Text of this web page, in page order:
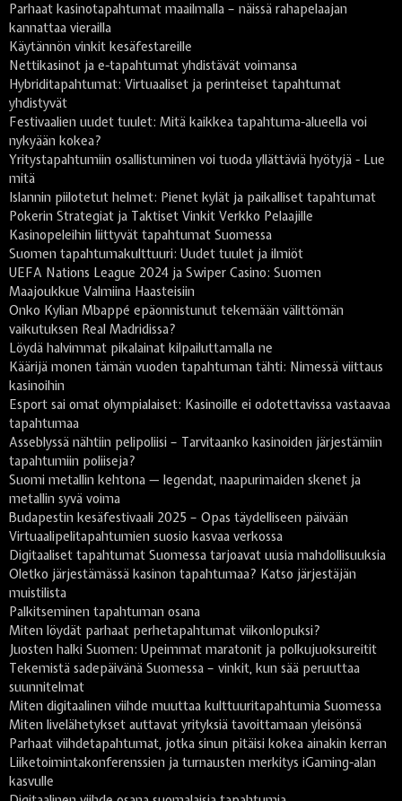
Parhaat kasinotapahtumat maailmalla – näissä rahapelaajan
kannattaa vierailla
Käytännön vinkit kesäfestareille
Nettikasinot ja e-tapahtumat yhdistävät voimansa
Hybriditapahtumat: Virtuaaliset ja perinteiset tapahtumat
yhdistyvät
Festivaalien uudet tuulet: Mitä kaikkea tapahtuma-alueella voi
nykyään kokea?
Yritystapahtumiin osallistuminen voi tuoda yllättäviä hyötyjä - Lue
mitä
Islannin piilotetut helmet: Pienet kylät ja paikalliset tapahtumat
Pokerin Strategiat ja Taktiset Vinkit Verkko Pelaajille
Kasinopeleihin liittyvät tapahtumat Suomessa
Suomen tapahtumakulttuuri: Uudet tuulet ja ilmiöt
UEFA Nations League 2024 ja Swiper Casino: Suomen
Maajoukkue Valmiina Haasteisiin
Onko Kylian Mbappé epäonnistunut tekemään välittömän
vaikutuksen Real Madridissa?
Löydä halvimmat pikalainat kilpailuttamalla ne
Käärijä monen tämän vuoden tapahtuman tähti: Nimessä viittaus
kasinoihin
Esport sai omat olympialaiset: Kasinoille ei odotettavissa vastaavaa
tapahtumaa
Asseblyssä nähtiin pelipoliisi – Tarvitaanko kasinoiden järjestämiin
tapahtumiin poliiseja?
Suomi metallin kehtona — legendat, naapurimaiden skenet ja
metallin syvä voima
Budapestin kesäfestivaali 2025 – Opas täydelliseen päivään
Virtuaalipelitapahtumien suosio kasvaa verkossa
Digitaaliset tapahtumat Suomessa tarjoavat uusia mahdollisuuksia
Oletko järjestämässä kasinon tapahtumaa? Katso järjestäjän
muistilista
Palkitseminen tapahtuman osana
Miten löydät parhaat perhetapahtumat viikonlopuksi?
Juosten halki Suomen: Upeimmat maratonit ja polkujuoksureitit
Tekemistä sadepäivänä Suomessa – vinkit, kun sää peruuttaa
suunnitelmat
Miten digitaalinen viihde muuttaa kulttuuritapahtumia Suomessa
Miten livelähetykset auttavat yrityksiä tavoittamaan yleisönsä
Parhaat viihdetapahtumat, jotka sinun pitäisi kokea ainakin kerran
Liiketoimintakonferenssien ja turnausten merkitys iGaming-alan
kasvulle